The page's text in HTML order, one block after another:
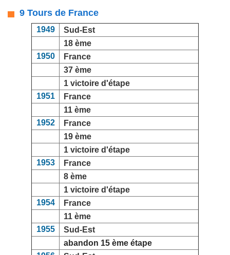
9 Tours de France
1949
Sud-Est
18 ème
1950
France
37 ème
1 victoire d'étape
1951
France
11 ème
1952
France
19 ème
1 victoire d'étape
1953
France
8 ème
1 victoire d'étape
1954
France
11 ème
1955
Sud-Est
abandon 15 ème étape